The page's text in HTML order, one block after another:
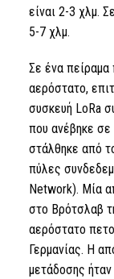
είναι 2-3 χλμ.
5-7 χλμ.
Σε ένα πείραμα
αερόστατο,
συσκευή LoRa
που ανέβηκε
στάλθηκε από
πύλες
Network). Μία
στο Βρότσλαβ
αερόστατο
Γερμανίας. Η
μετάδοσης